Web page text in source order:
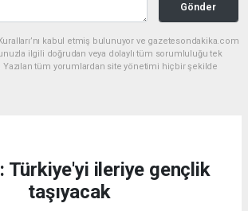
Gönder
kabul etmiş bulunuyor ve gazetesondakika.com
ilgili doğrudan veya dolaylı tüm sorumluluğu tek
Yazılan tüm yorumlardan site yönetimi hiçbir şekilde
Türkiye'yi ileriye gençlik
taşıyacak